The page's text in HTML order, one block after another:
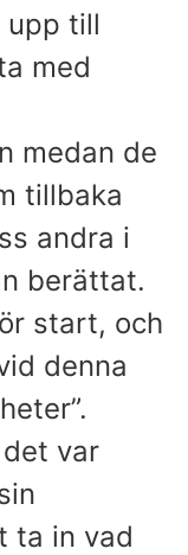
upp till
med
medan de
tillbaka
andra i
berättat.
start, och
denna
var
ta in vad